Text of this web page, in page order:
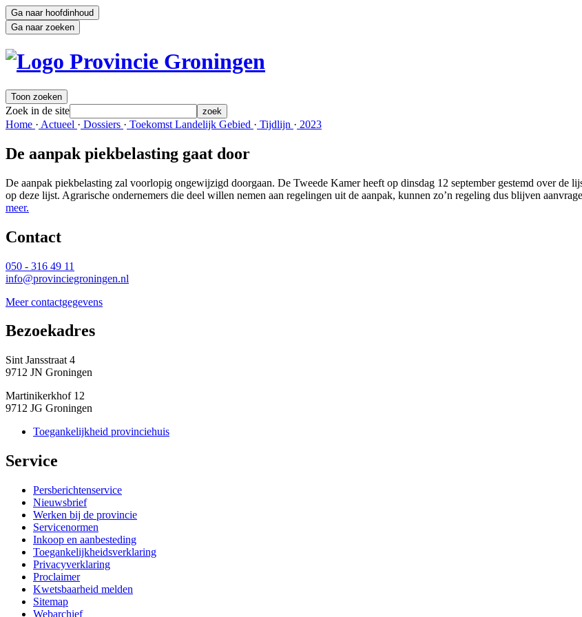
Ga naar hoofdinhoud
Ga naar zoeken
Toon zoeken
Zoek in de site zoek
Home · Actueel · Dossiers · Toekomst Landelijk Gebied · Tijdlijn · 2023
De aanpak piekbelasting gaat door
De aanpak piekbelasting zal voorlopig ongewijzigd doorgaan. De Tweede Kamer heeft op dinsdag 12 september gestemd over de
op deze lijst. Agrarische ondernemers die deel willen nemen aan regelingen uit de aanpak, kunnen zo’n regeling dus blijven
meer.
Contact
050 - 316 49 11
info@provinciegroningen.nl
Meer contactgegevens
Bezoekadres
Sint Jansstraat 4
9712 JN Groningen
Martinikerkhof 12
9712 JG Groningen
Toegankelijkheid provinciehuis
Service
Persberichtenservice
Nieuwsbrief
Werken bij de provincie
Servicenormen
Inkoop en aanbesteding
Toegankelijkheidsverklaring
Privacyverklaring
Proclaimer
Kwetsbaarheid melden
Sitemap
Webarchief